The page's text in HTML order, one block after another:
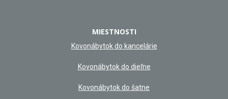
MIESTNOSTI
Kovonábytok do kancelárie
Kovonábytok do dieľne
Kovonábytok do šatne